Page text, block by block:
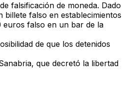
falsificación de moneda. Dado
falso en establecimientos
euros falso en un bar de la
de que los detenidos
que decretó la libertad